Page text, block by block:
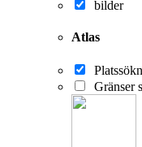
bilder
Atlas
Gränser